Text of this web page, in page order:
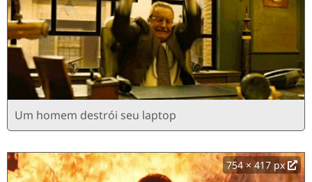
Um homem destrói seu laptop
754 × 417 px